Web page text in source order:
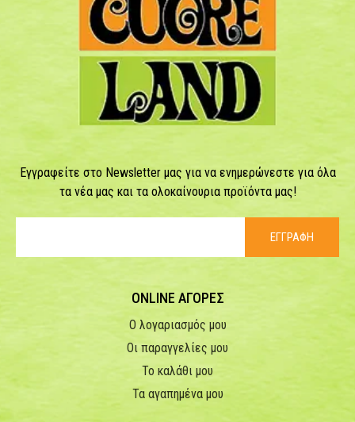
Εγγραφείτε στο Newsletter μας για να ενημερώνεστε για όλα
τα νέα μας και τα ολοκαίνουρια προϊόντα μας!
ΕΓΓΡΑΦΗ
ONLINE ΑΓΟΡΕΣ
Ο λογαριασμός μου
Οι παραγγελίες μου
Το καλάθι μου
Τα αγαπημένα μου